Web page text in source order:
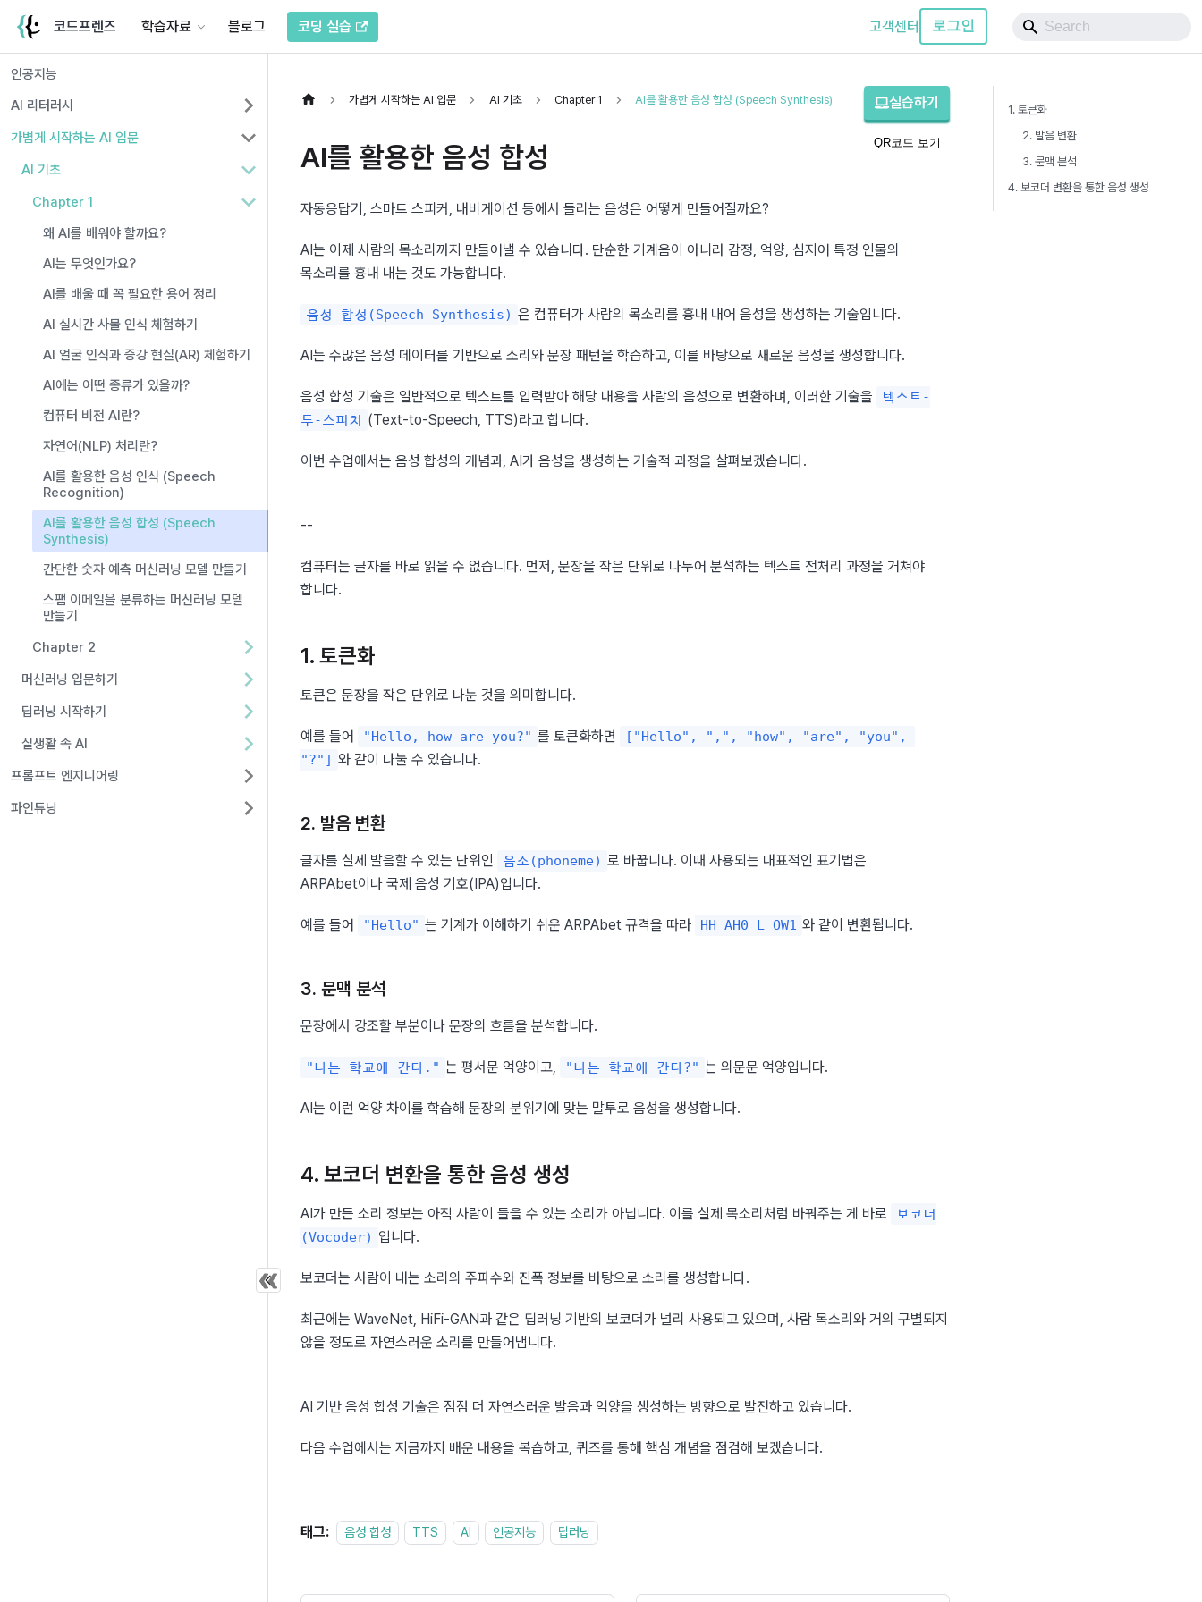
코드프렌즈 학습자료 블로그 코딩 실습 고객센터 로그인
인공지능
AI 리터러시
가볍게 시작하는 AI 입문
AI 기초
Chapter 1
왜 AI를 배워야 할까요?
AI는 무엇인가요?
AI를 배울 때 꼭 필요한 용어 정리
AI 실시간 사물 인식 체험하기
AI 얼굴 인식과 증강 현실(AR) 체험하기
AI에는 어떤 종류가 있을까?
컴퓨터 비전 AI란?
자연어(NLP) 처리란?
AI를 활용한 음성 인식 (Speech
Recognition)
AI를 활용한 음성 합성 (Speech
Synthesis)
간단한 숫자 예측 머신러닝 모델 만들기
스팸 이메일을 분류하는 머신러닝 모델
만들기
Chapter 2
머신러닝 입문하기
딥러닝 시작하기
실생활 속 AI
프롬프트 엔지니어링
파인튜닝
가볍게 시작하는 AI 입문 AI 기초 Chapter 1 AI를 활용한 음성 합성 (Speech Synthesis) 실습하기
QR코드 보기
AI를 활용한 음성 합성
자동응답기, 스마트 스피커, 내비게이션 등에서 들리는 음성은 어떻게 만들어질까요?
AI는 이제 사람의 목소리까지 만들어낼 수 있습니다. 단순한 기계음이 아니라 감정, 억양, 심지어 특정 인물의
목소리를 흉내 내는 것도 가능합니다.
음성 합성(Speech Synthesis) 은 컴퓨터가 사람의 목소리를 흉내 내어 음성을 생성하는 기술입니다.
AI는 수많은 음성 데이터를 기반으로 소리와 문장 패턴을 학습하고, 이를 바탕으로 새로운 음성을 생성합니다.
음성 합성 기술은 일반적으로 텍스트를 입력받아 해당 내용을 사람의 음성으로 변환하며, 이러한 기술을
텍스트-
투-스피치 (Text-to-Speech, TTS)라고 합니다.
이번 수업에서는 음성 합성의 개념과, AI가 음성을 생성하는 기술적 과정을 살펴보겠습니다.
--
컴퓨터는 글자를 바로 읽을 수 없습니다. 먼저, 문장을 작은 단위로 나누어 분석하는 텍스트 전처리 과정을 거쳐야
합니다.
1. 토큰화
토큰은 문장을 작은 단위로 나눈 것을 의미합니다.
예를 들어 "Hello, how are you?" 를 토큰화하면
["Hello", ",", "how", "are", "you",
"?"] 와 같이 나눌 수 있습니다.
2. 발음 변환
글자를 실제 발음할 수 있는 단위인 음소(phoneme) 로 바꿉니다. 이때 사용되는 대표적인 표기법은
ARPAbet이나 국제 음성 기호(IPA)입니다.
예를 들어 "Hello" 는 기계가 이해하기 쉬운 ARPAbet 규격을 따라 HH AH0 L OW1 와 같이 변환됩니다.
3. 문맥 분석
문장에서 강조할 부분이나 문장의 흐름을 분석합니다.
"나는 학교에 간다." 는 평서문 억양이고, "나는 학교에 간다?" 는 의문문 억양입니다.
AI는 이런 억양 차이를 학습해 문장의 분위기에 맞는 말투로 음성을 생성합니다.
4. 보코더 변환을 통한 음성 생성
AI가 만든 소리 정보는 아직 사람이 들을 수 있는 소리가 아닙니다. 이를 실제 목소리처럼 바꿔주는 게 바로
보코더
(Vocoder) 입니다.
보코더는 사람이 내는 소리의 주파수와 진폭 정보를 바탕으로 소리를 생성합니다.
최근에는 WaveNet, HiFi-GAN과 같은 딥러닝 기반의 보코더가 널리 사용되고 있으며, 사람 목소리와 거의 구별되지
않을 정도로 자연스러운 소리를 만들어냅니다.
AI 기반 음성 합성 기술은 점점 더 자연스러운 발음과 억양을 생성하는 방향으로 발전하고 있습니다.
다음 수업에서는 지금까지 배운 내용을 복습하고, 퀴즈를 통해 핵심 개념을 점검해 보겠습니다.
태그: 음성 합성 TTS AI 인공지능 딥러닝
1. 토큰화
2. 발음 변환
3. 문맥 분석
4. 보코더 변환을 통한 음성 생성